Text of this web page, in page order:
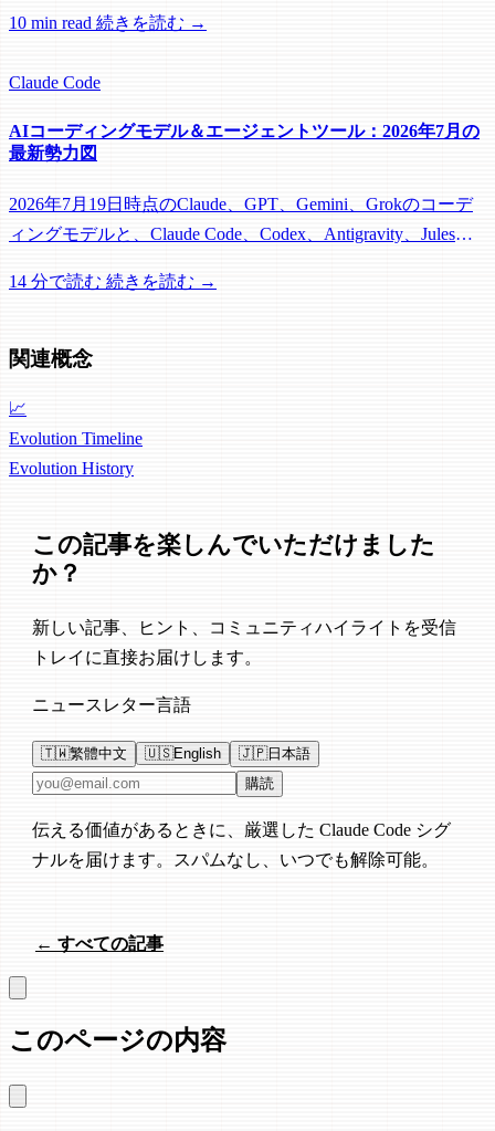
10 min read 続きを読む →
Claude Code
AIコーディングモデル＆エージェントツール：2026年7月の
最新勢力図
2026年7月19日時点のClaude、GPT、Gemini、Grokのコーデ
ィングモデルと、Claude Code、Codex、Antigravity、Jules、
14 分で読む 続きを読む →
関連概念
📈
Evolution Timeline
Evolution History
この記事を楽しんでいただけました
か？
新しい記事、ヒント、コミュニティハイライトを受信
トレイに直接お届けします。
ニュースレター言語
🇹🇼繁體中文 🇺🇸English 🇯🇵日本語
メールアドレス 購読
伝える価値があるときに、厳選した Claude Code シグ
ナルを届けます。スパムなし、いつでも解除可能。
← すべての記事
このページの内容